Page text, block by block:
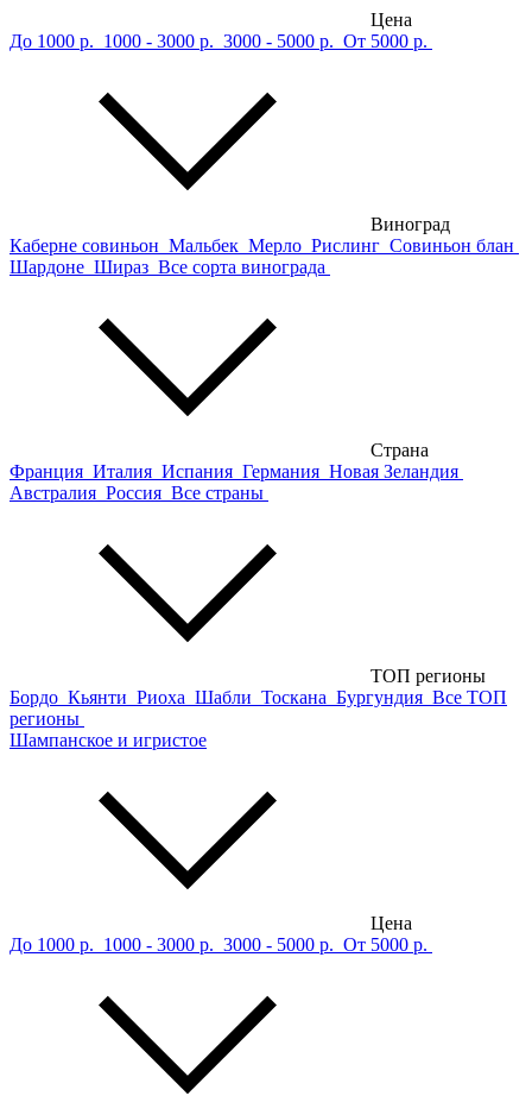
Цена
До 1000 р. 1000 - 3000 р. 3000 - 5000 р. От 5000 р.
Виноград
Каберне совиньон Мальбек Мерло Рислинг Совиньон блан
Шардоне Шираз Все сорта винограда
Страна
Франция Италия Испания Германия Новая Зеландия
Австралия Россия Все страны
ТОП регионы
Бордо Кьянти Риоха Шабли Тоскана Бургундия Все ТОП
регионы
Шампанское и игристое
Цена
До 1000 р. 1000 - 3000 р. 3000 - 5000 р. От 5000 р.